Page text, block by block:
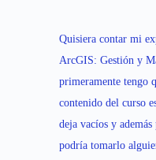
Quisiera contar mi
ArcGIS: Gestión y
primeramente tengo
contenido del curso
deja vacíos y además
podría tomarlo